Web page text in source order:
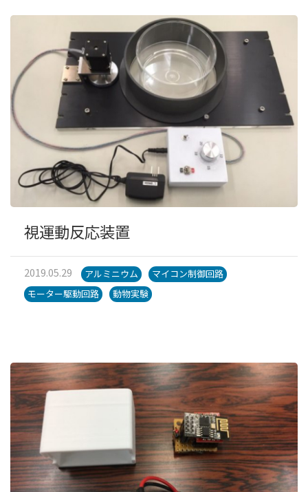
視運動反応装置
2019.05.29 アルミニウム
マイコン制御回路
モーター駆動回路
動物実験